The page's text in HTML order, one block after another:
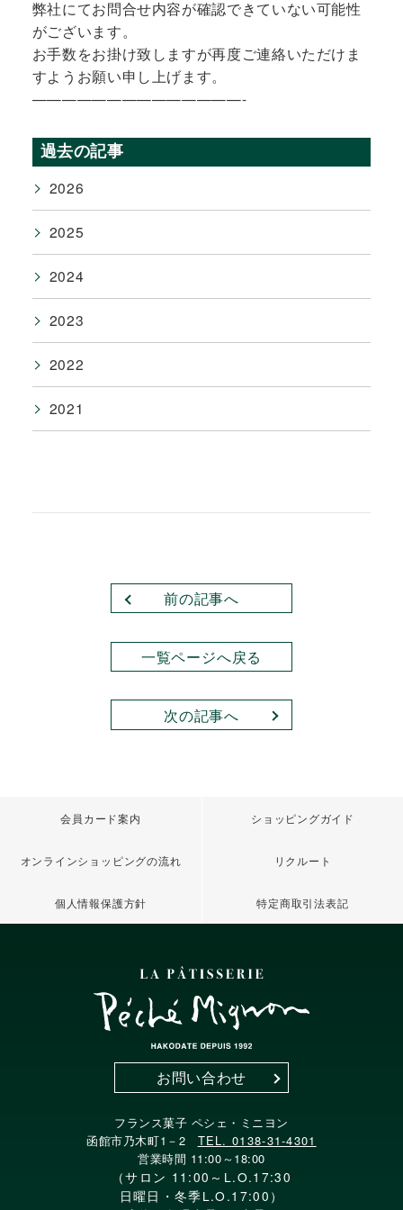
弊社にてお問合せ内容が確認できていない可能性
がございます。
お手数をお掛け致しますが再度ご連絡いただけま
すようお願い申し上げます。
——————————————-
過去の記事
2026
2025
2024
2023
2022
2021
前の記事へ
一覧ページへ戻る
次の記事へ
会員カード案内 ショッピングガイド
オンラインショッピングの流れ リクルート
個人情報保護方針 特定商取引法表記
お問い合わせ
フランス菓子 ペシェ・ミニヨン
函館市乃木町1－2 TEL. 0138-31-4301
営業時間 11:00～18:00
（サロン 11:00～L.O.17:30
日曜日・冬季L.O.17:00）